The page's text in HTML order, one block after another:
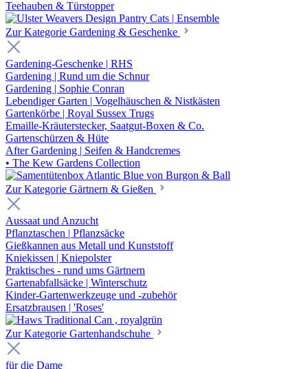
Teehauben & Türstopper
Zur Kategorie Gardening & Geschenke
Gardening-Geschenke | RHS
Gardening | Rund um die Schnur
Gardening | Sophie Conran
Lebendiger Garten | Vogelhäuschen & Nistkästen
Gartenkörbe | Royal Sussex Trugs
Emaille-Kräuterstecker, Saatgut-Boxen & Co.
Gartenschürzen & Hüte
After Gardening | Seifen & Handcremes
• The Kew Gardens Collection
Zur Kategorie Gärtnern & Gießen
Aussaat und Anzucht
Pflanztaschen | Pflanzsäcke
Gießkannen aus Metall und Kunststoff
Kniekissen | Kniepolster
Praktisches - rund ums Gärtnern
Gartenabfallsäcke | Winterschutz
Kinder-Gartenwerkzeuge und -zubehör
Ersatzbrausen | 'Roses'
Zur Kategorie Gartenhandschuhe
für die Dame